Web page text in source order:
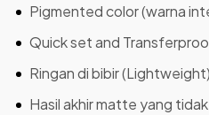
Pigmented color (warna
Quick set and
Ringan di bibir
Hasil akhir matte yang